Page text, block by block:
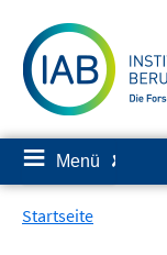
zum
Inhalt
≡ Menü ✘
Startseite